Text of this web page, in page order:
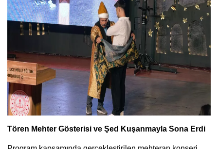
Tören Mehter Gösterisi ve Şed Kuşanmayla Sona Erdi